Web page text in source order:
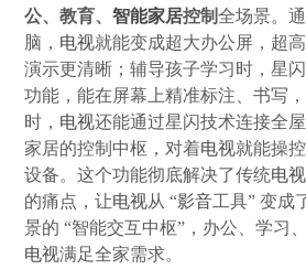
公、教育、智能家居控制全场景。
脑， 电视就能变成超大办公屏，超
演示更清晰；辅导孩子学习时，星
功能，能在屏幕上精准标注、书写
时， 电视还能通过星闪技术连接全
家居的控制中枢，对着电视就能操控
设备。这个功能彻底解决了传统电视
的痛点，让电视从 “影音工具” 变成
景的 “智能交互中枢”，办公、学习
电视满足全家需求。